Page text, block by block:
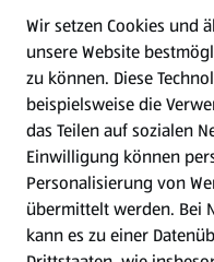
WhatsApp
Gewinnspiele
Mein HOFER. Meine
Meine Meinung. Mein
Wir setzen Cookies und
unsere Website
zu können. Diese
beispielsweise die
das Teilen auf sozialen
Einwilligung können
Personalisierung von
übermittelt werden. Bei
kann es zu einer